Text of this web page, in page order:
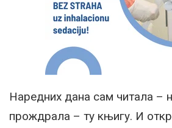
Наредних дана сам читала –
прождрала – ту књигу. И